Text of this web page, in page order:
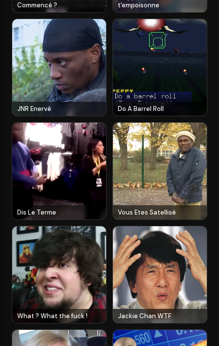
Commencé ?
t'empoisonne
JNR Enervé Do A Barrel Roll
Dis Le Terme Vous Etes Satellisé
What ? What the fuck ! Jackie Chan WTF